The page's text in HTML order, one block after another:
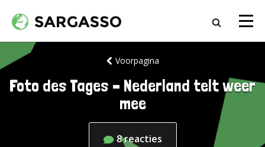
Voorpagina
Foto des Tages – Nederland telt weer
mee
8reacties